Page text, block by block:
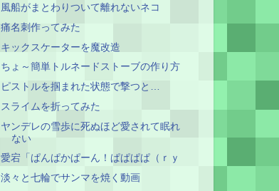
風船がまとわりついて離れないネコ
痛名刺作ってみた
キックスケーターを魔改造
ちょ～簡単トルネードストーブの作り方
ピストルを掴まれた状態で撃つと…
スライムを折ってみた
ヤンデレの雪歩に死ぬほど愛されて眠れ
ない
愛宕「ぱんぱかぱーん！ぱぱぱぱ（ｒｙ
淡々と七輪でサンマを焼く動画